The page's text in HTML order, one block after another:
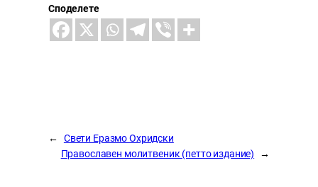
Споделете
←
Свети Еразмо Охридски
Православен молитвеник (петто издание)
→